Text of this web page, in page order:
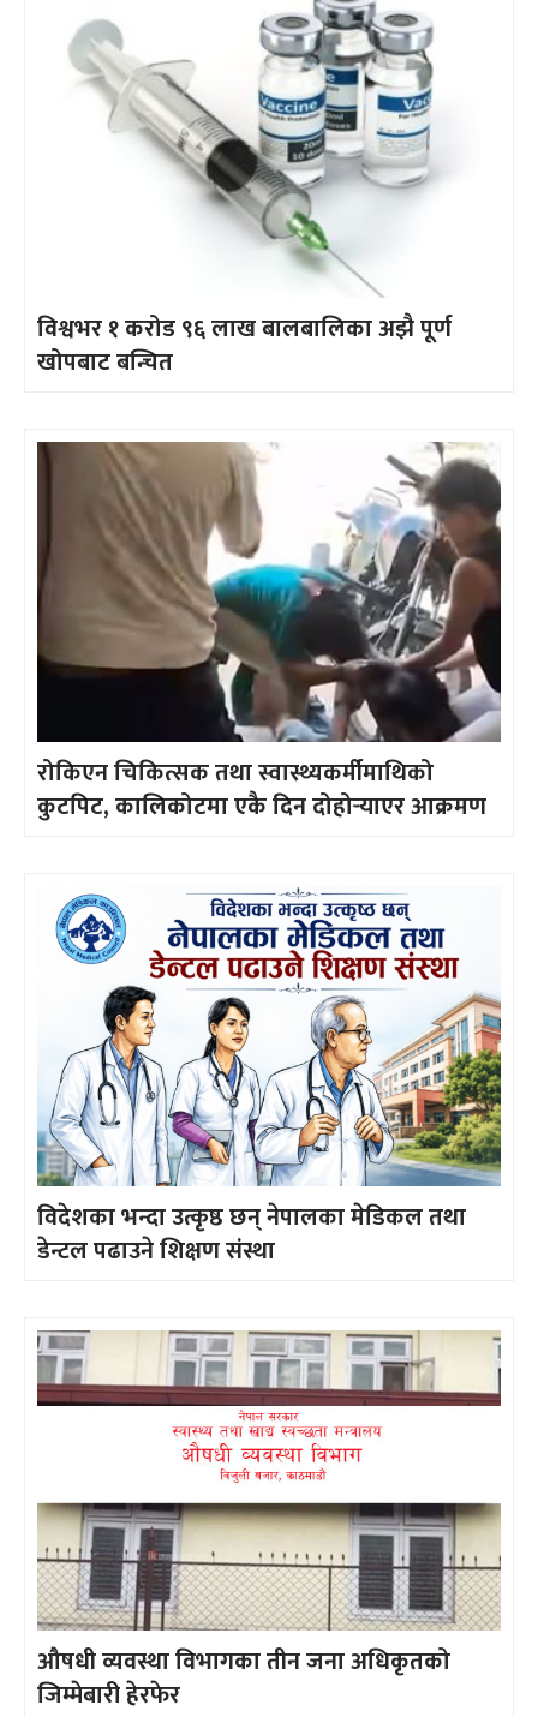
विश्वभर १ करोड ९६ लाख बालबालिका अझै पूर्ण
खोपबाट बन्चित
रोकिएन चिकित्सक तथा स्वास्थ्यकर्मीमाथिको
कुटपिट, कालिकोटमा एकै दिन दोहोर्‍याएर आक्रमण
विदेशका भन्दा उत्कृष्ठ छन् नेपालका मेडिकल तथा
डेन्टल पढाउने शिक्षण संस्था
औषधी व्यवस्था विभागका तीन जना अधिकृतको
जिम्मेबारी हेरफेर